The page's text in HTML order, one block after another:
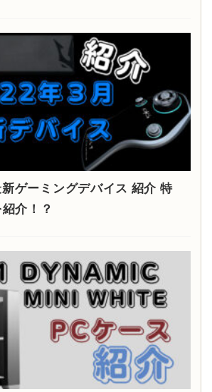
ゲーミングデバイス 紹介 特
介！？